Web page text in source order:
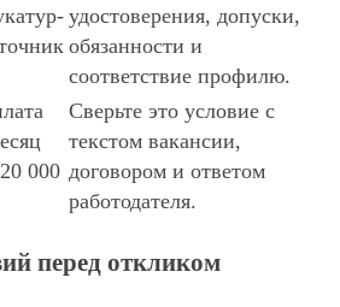
удостоверения, допуски,
обязанности и
соответствие профилю.
000
Сверьте это условие с
текстом вакансии,
договором и ответом
работодателя.
перед откликом